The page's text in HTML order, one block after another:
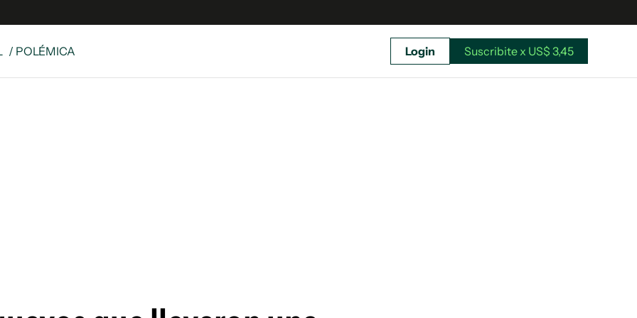
/ POLÉMICA Login Suscribite x US$ 3,45